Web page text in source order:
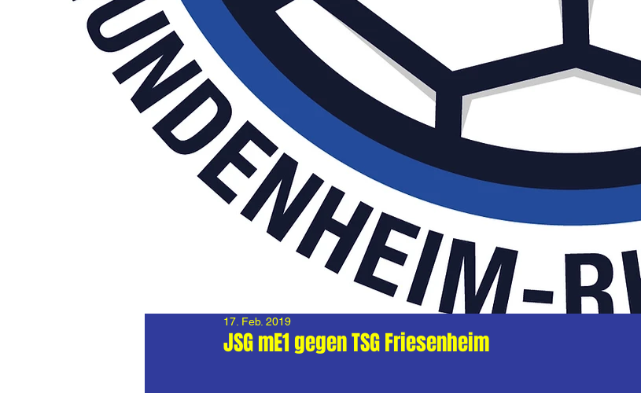
JSG mE1 gegen TSG Friesenheim
17. Feb. 2019